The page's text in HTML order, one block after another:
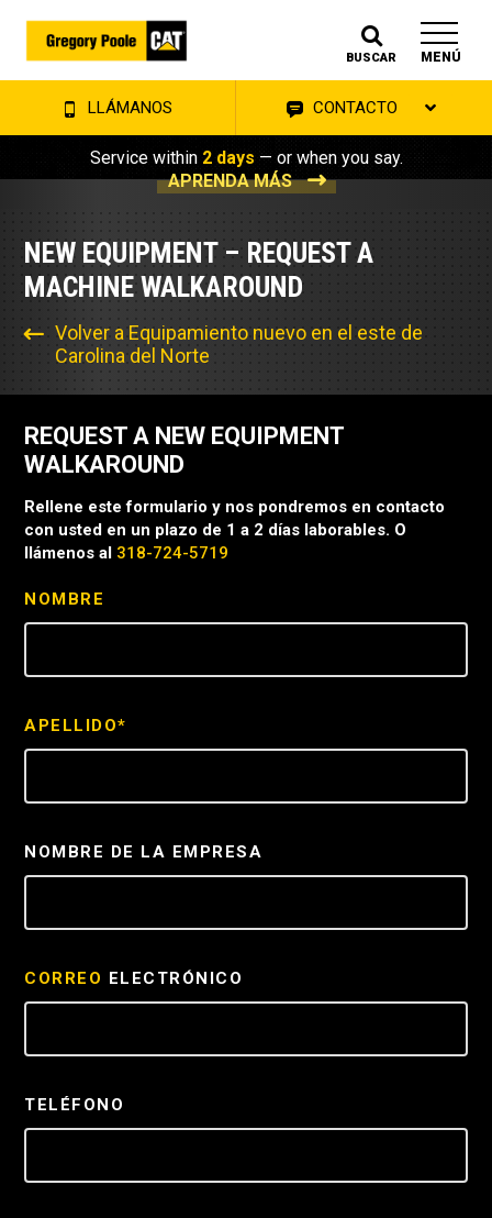
BUSCAR MENÚ
LLÁMANOS CONTACTO
Service within 2 days — or when you say.
APRENDA MÁS
NEW EQUIPMENT – REQUEST A
MACHINE WALKAROUND
Volver a Equipamiento nuevo en el este de
Carolina del Norte
REQUEST A NEW EQUIPMENT
WALKAROUND
Rellene este formulario y nos pondremos en contacto
con usted en un plazo de 1 a 2 días laborables. O
llámenos al 318-724-5719
NOMBRE
APELLIDO*
NOMBRE DE LA EMPRESA
CORREO ELECTRÓNICO
TELÉFONO